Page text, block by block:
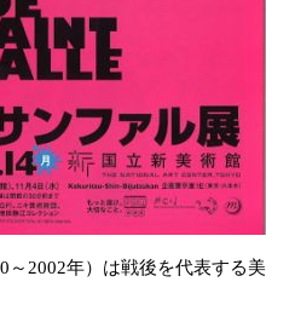
～2002年）は戦後を代表する美